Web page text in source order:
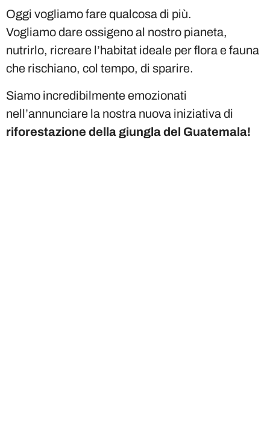
Oggi vogliamo fare qualcosa di più.
Vogliamo dare ossigeno al nostro pianeta,
nutrirlo, ricreare l’habitat ideale per flora e fauna
che rischiano, col tempo, di sparire.
Siamo incredibilmente emozionati
nell’annunciare la nostra nuova iniziativa di
riforestazione della giungla del Guatemala!